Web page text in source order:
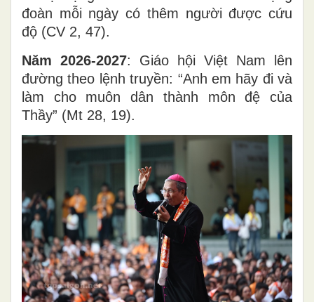
đoàn mỗi ngày có thêm người được cứu
độ (CV 2, 47).
Năm 2026-2027: Giáo hội Việt Nam lên
đường theo lệnh truyền: “Anh em hãy đi và
làm cho muôn dân thành môn đệ của
Thầy” (Mt 28, 19).